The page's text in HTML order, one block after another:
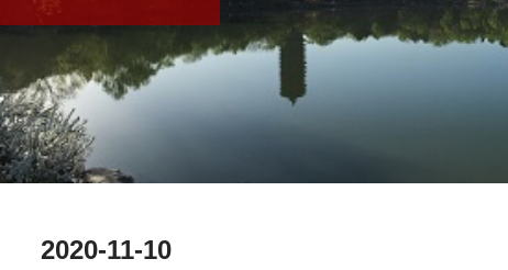
2020-11-10